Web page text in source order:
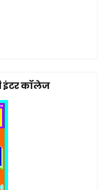
इंटर कॉलेज